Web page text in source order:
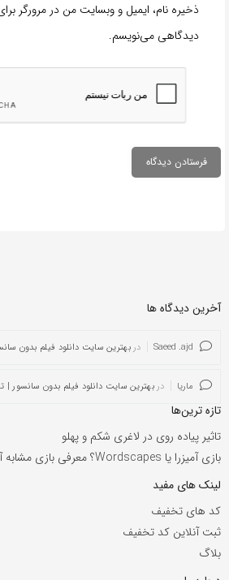
ذخیره نام، ایمیل و وبسایت من در مرورگر
دیدگاهی می‌نویسم.
آخرین دیدگاه ها
Saeed .ajd دربهترین سایت دانلود فیلم بدون سانسور
ماریا دربهترین سایت دانلود فیلم بدون سانسور | تیر
تازه ترین‌ها
تاثیر پیاده روی در لاغری شکم و پهلو
بازی آمیزرا یا Wordscapes؟ معرفی بازی مشابه آمیرزا
لینک های مفید
کد های تخفیف
ثبت آنلاین کد تخفیف
بلاگ